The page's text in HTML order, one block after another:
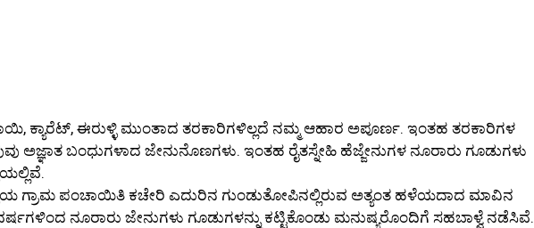
ಕ್ಯಾರೆಟ್, ಈರುಳ್ಳಿ ಮುಂತಾದ ತರಕಾರಿಗಳಿಲ್ಲದೆ ನಮ್ಮ ಆಹಾರ ಅಪೂರ್ಣ. ಇಂತಹ ತರಕಾರಿಗಳ
ಅಜ್ಞಾತ ಬಂಧುಗಳಾದ ಜೇನುನೊಣಗಳು. ಇಂತಹ ರೈತಸ್ನೇಹಿ ಹೆಜ್ಜೇನುಗಳ ನೂರಾರು ಗೂಡುಗಳು
ಗ್ರಾಮ ಪಂಚಾಯಿತಿ ಕಚೇರಿ ಎದುರಿನ ಗುಂಡುತೋಪಿನಲ್ಲಿರುವ ಅತ್ಯಂತ ಹಳೆಯದಾದ ಮಾವಿನ
ನೂರಾರು ಜೇನುಗಳು ಗೂಡುಗಳನ್ನು ಕಟ್ಟಿಕೊಂಡು ಮನುಷ್ಯರೊಂದಿಗೆ ಸಹಬಾಳ್ವೆ ನಡೆಸಿವೆ.